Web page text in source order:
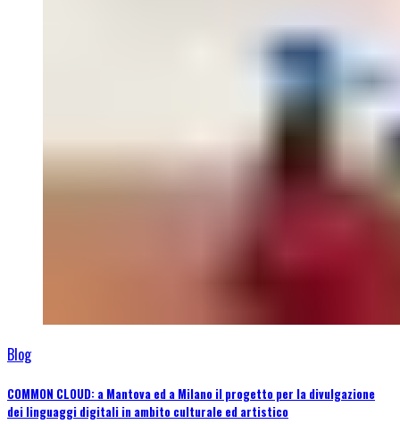
Blog
COMMON CLOUD: a Mantova ed a Milano il progetto per la divulgazione
dei linguaggi digitali in ambito culturale ed artistico